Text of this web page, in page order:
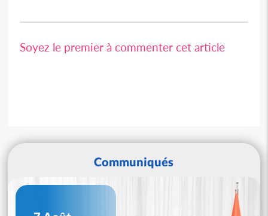
Soyez le premier à commenter cet article
Communiqués